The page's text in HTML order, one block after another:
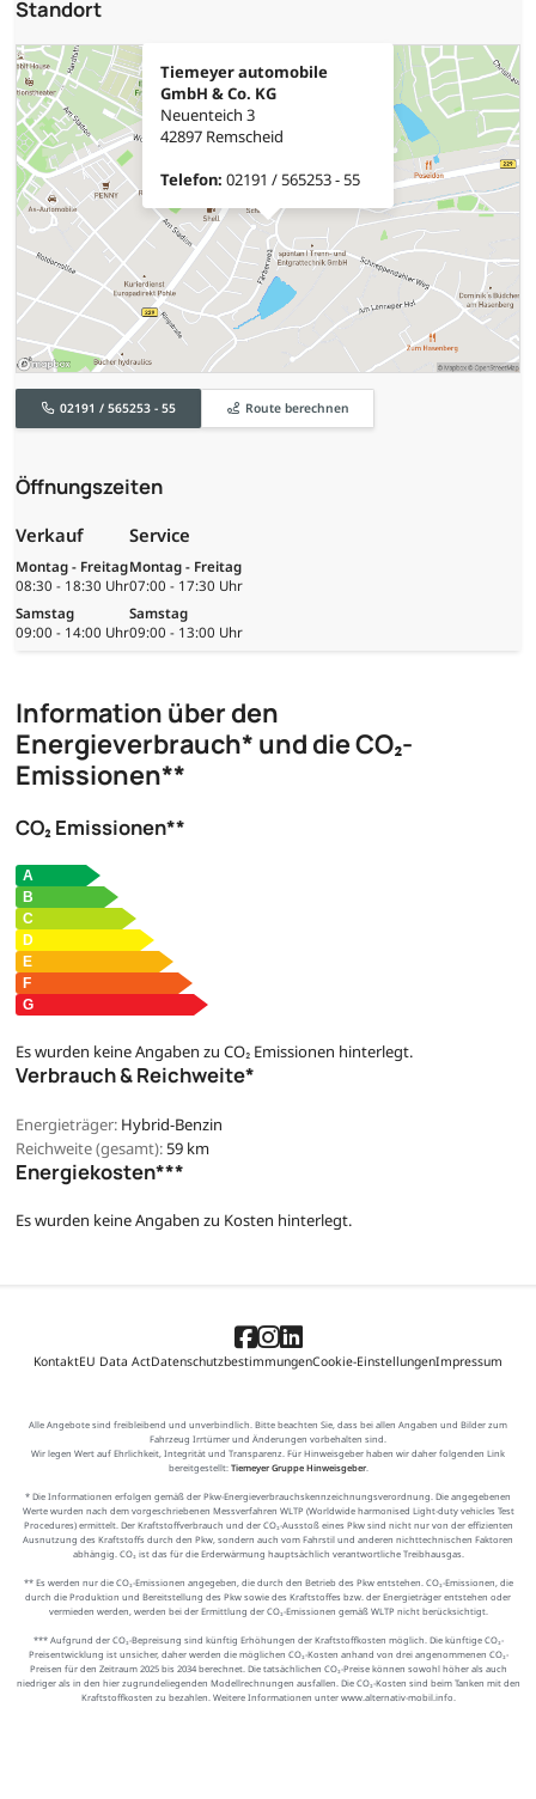
Standort
Tiemeyer automobile
GmbH & Co. KG
Neuenteich 3
42897 Remscheid
Telefon: 02191 / 565253 - 55
02191 / 565253 - 55 Route berechnen
Öffnungszeiten
Verkauf
Montag - Freitag
08:30 - 18:30 Uhr
Samstag
09:00 - 14:00 Uhr
Service
Montag - Freitag
07:00 - 17:30 Uhr
Samstag
09:00 - 13:00 Uhr
Information über den
Energieverbrauch* und die CO₂-
Emissionen**
CO₂ Emissionen**
Es wurden keine Angaben zu CO₂ Emissionen hinterlegt.
Verbrauch & Reichweite*
Energieträger: Hybrid-Benzin
Reichweite (gesamt): 59 km
Energiekosten***
Es wurden keine Angaben zu Kosten hinterlegt.
KontaktEU Data ActDatenschutzbestimmungenCookie-EinstellungenImpressum
Alle Angebote sind freibleibend und unverbindlich. Bitte beachten Sie, dass bei allen Angaben und Bilder zum
Fahrzeug Irrtümer und Änderungen vorbehalten sind.
Wir legen Wert auf Ehrlichkeit, Integrität und Transparenz. Für Hinweisgeber haben wir daher folgenden Link
bereitgestellt: Tiemeyer Gruppe Hinweisgeber.
* Die Informationen erfolgen gemäß der Pkw-Energieverbrauchskennzeichnungsverordnung. Die angegebenen
Werte wurden nach dem vorgeschriebenen Messverfahren WLTP (Worldwide harmonised Light-duty vehicles Test
Procedures) ermittelt. Der Kraftstoffverbrauch und der CO₂-Ausstoß eines Pkw sind nicht nur von der effizienten
Ausnutzung des Kraftstoffs durch den Pkw, sondern auch vom Fahrstil und anderen nichttechnischen Faktoren
abhängig. CO₂ ist das für die Erderwärmung hauptsächlich verantwortliche Treibhausgas.
** Es werden nur die CO₂-Emissionen angegeben, die durch den Betrieb des Pkw entstehen. CO₂-Emissionen, die
durch die Produktion und Bereitstellung des Pkw sowie des Kraftstoffes bzw. der Energieträger entstehen oder
vermieden werden, werden bei der Ermittlung der CO₂-Emissionen gemäß WLTP nicht berücksichtigt.
*** Aufgrund der CO₂-Bepreisung sind künftig Erhöhungen der Kraftstoffkosten möglich. Die künftige CO₂-
Preisentwicklung ist unsicher, daher werden die möglichen CO₂-Kosten anhand von drei angenommenen CO₂-
Preisen für den Zeitraum 2025 bis 2034 berechnet. Die tatsächlichen CO₂-Preise können sowohl höher als auch
niedriger als in den hier zugrundeliegenden Modellrechnungen ausfallen. Die CO₂-Kosten sind beim Tanken mit den
Kraftstoffkosten zu bezahlen. Weitere Informationen unter www.alternativ-mobil.info.